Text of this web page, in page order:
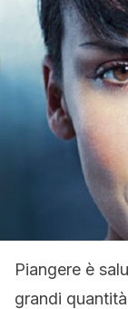
Piangere è
grandi